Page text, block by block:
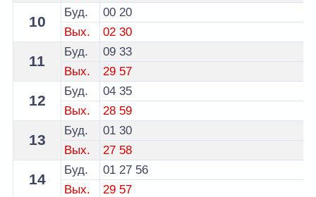
10
Буд. 00 20
Вых.
02 30
11
Буд. 09 33
Вых.
29 57
12
Буд. 04 35
Вых.
28 59
13
Буд. 01 30
Вых.
27 58
14
Буд. 01 27 56
Вых.
29 57